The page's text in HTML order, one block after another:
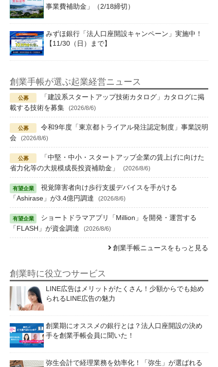
事業費補助金」（2/18締切）
みずほ銀行「法人口座開設キャンペーン」実施中！
【11/30（日）まで】
創業手帳が選ぶ起業経営ニュース
「建設系スタートアップ技術カタログ」カタログに掲
載する技術を募集
(2026/8/6)
令和9年度「東京都トライアル発注認定制度」事業説明
会
(2026/8/6)
「中堅・中小・スタートアップ企業の賃上げに向けた
省力化等の大規模成長投資補助金」
(2026/8/6)
視覚障害者向け歩行支援デバイスを手がける
「Ashirase」が3.4億円調達
(2026/8/6)
ショートドラマアプリ「Million」を開発・運営する
「FLASH」が資金調達
(2026/8/6)
創業手帳ニュースをもっと見る
創業時に役立つサービス
LINE広告はメリットがたくさん！少額からでも始め
られるLINE広告の魅力
創業期にオススメの銀行とは？法人口座開設の決め
手を創業手帳会員に聞いた！
弥生会計で経理業務を効率化！「弥生」が選ばれる